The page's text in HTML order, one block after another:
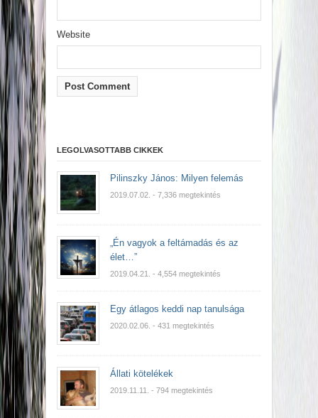
Website
LEGOLVASOTTABB CIKKEK
Pilinszky János: Milyen felemás
2019.07.02. - 7,336 megtekintés
„Én vagyok a feltámadás és az
élet…”
2019.04.21. - 4,554 megtekintés
Egy átlagos keddi nap tanulsága
2020.02.06. - 431 megtekintés
Állati kötelékek
2019.11.11. - 794 megtekintés